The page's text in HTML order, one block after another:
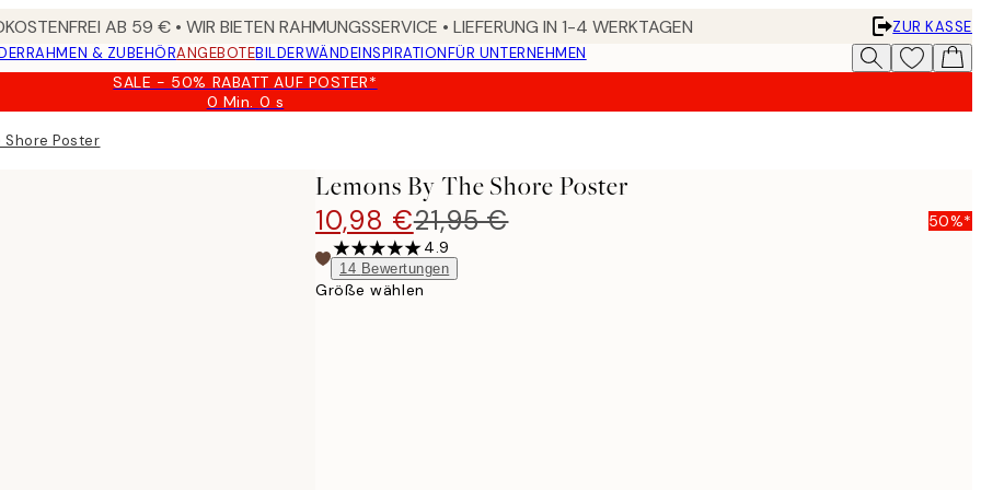
AB 59 € • WIR BIETEN RAHMUNGSSERVICE • LIEFERUNG IN 1-4 WERKTAGEN
ZUR KASSE
RAHMEN & ZUBEHÖRANGEBOTEBILDERWÄNDEINSPIRATIONFÜR UNTERNEHMEN
SALE - 50% RABATT AUF POSTER*
0 Min. 0 s
Gültig
Shore Poster
Lemons By The Shore Poster
10,98 €21,95 €
50%*
4.9
14 Bewertungen
Größe wählen